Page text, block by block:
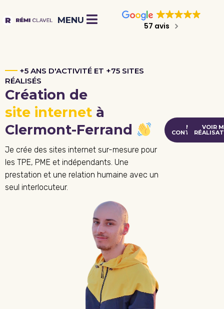
57 avis
+5 ANS D'ACTIVITÉ ET +75 SITES
RÉALISÉS
Création de
site internet à
Clermont-Ferrand
Je crée des sites internet sur-mesure pour
les TPE, PME et indépendants. Une
prestation et une relation humaine avec un
seul interlocuteur.
ME
CONTACTER
VOIR